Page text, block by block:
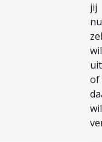
jij
nu
of